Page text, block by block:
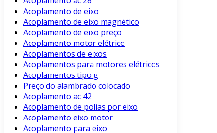
Acoplamento de eixo
Acoplamento de eixo magnético
Acoplamento de eixo preço
Acoplamento motor elétrico
Acoplamentos de eixos
Acoplamentos para motores elétricos
Acoplamentos tipo g
Preço do alambrado colocado
Acoplamento ac 42
Acoplamento de polias por eixo
Acoplamento eixo motor
Acoplamento para eixo